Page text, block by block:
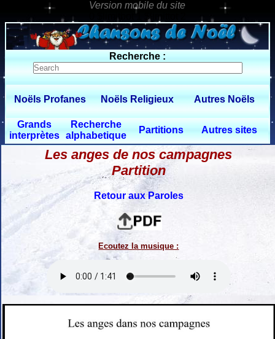
0 $limitbot 1 $limittot 2
Recherche :
Noëls Profanes Noëls Religieux Autres Noëls
Grands
interprètes
Recherche
alphabetique
Partitions Autres sites
Les anges de nos campagnes
Partition
Retour aux Paroles
Ecoutez la musique :